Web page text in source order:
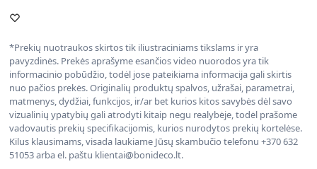
*Prekių nuotraukos skirtos tik iliustraciniams tikslams ir yra
pavyzdinės. Prekės aprašyme esančios video nuorodos yra tik
informacinio pobūdžio, todėl jose pateikiama informacija gali skirtis
nuo pačios prekės. Originalių produktų spalvos, užrašai, parametrai,
matmenys, dydžiai, funkcijos, ir/ar bet kurios kitos savybės dėl savo
vizualinių ypatybių gali atrodyti kitaip negu realybėje, todėl prašome
vadovautis prekių specifikacijomis, kurios nurodytos prekių kortelėse.
Kilus klausimams, visada laukiame Jūsų skambučio telefonu +370 632
51053 arba el. paštu klientai@bonideco.lt.